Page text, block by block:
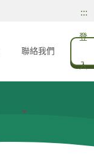
:::
聯絡我們
登
入